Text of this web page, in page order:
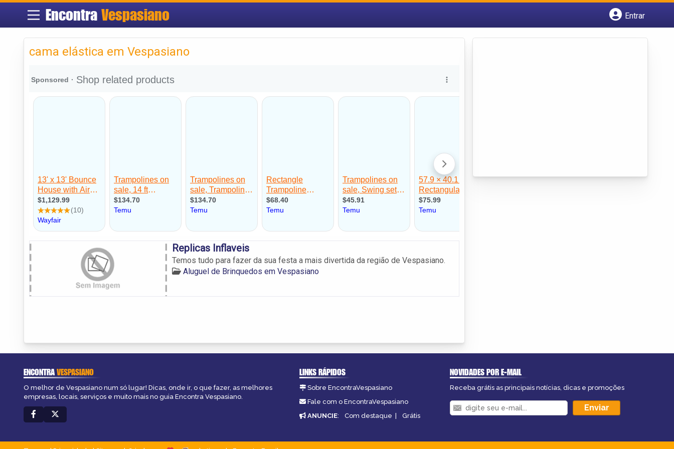
Encontra Vespasiano
Entrar
cama elástica em Vespasiano
Replicas Inflaveis
Temos tudo para fazer da sua festa a mais divertida da região de Vespasiano.
Aluguel de Brinquedos em Vespasiano
ENCONTRAVESPASIANO
O melhor de Vespasiano num só lugar! Dicas, onde ir, o que fazer, as melhores
empresas, locais, serviços e muito mais no guia Encontra Vespasiano.
LINKS RÁPIDOS
Sobre EncontraVespasiano
Fale com o EncontraVespasiano
ANUNCIE: Com destaque | Grátis
NOVIDADES POR E-MAIL
Receba grátis as principais notícias, dicas e promoções